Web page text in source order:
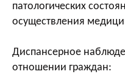
патологических
осуществления
Диспансерное
отношении граждан: